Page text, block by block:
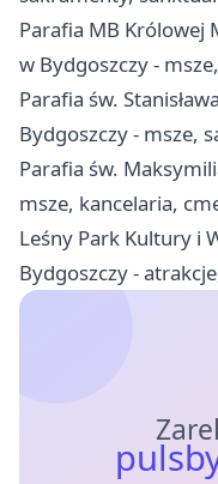
Parafia MB Królowej
w Bydgoszczy -
Parafia św.
Bydgoszczy - msze,
Parafia św.
msze, kancelaria,
Leśny Park Kultury i
Bydgoszczy -